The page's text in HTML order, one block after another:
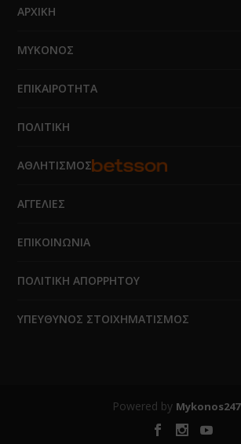
ΑΡΧΙΚΗ
ΜΥΚΟΝΟΣ
ΕΠΙΚΑΙΡΟΤΗΤΑ
ΠΟΛΙΤΙΚΗ
ΑΘΛΗΤΙΣΜΟΣ
ΑΓΓΕΛΙΕΣ
ΕΠΙΚΟΙΝΩΝΙΑ
ΠΟΛΙΤΙΚΗ ΑΠΟΡΡΗΤΟΥ
ΥΠΕΥΘΥΝΟΣ ΣΤΟΙΧΗΜΑΤΙΣΜΟΣ
Powered by Mykonos247